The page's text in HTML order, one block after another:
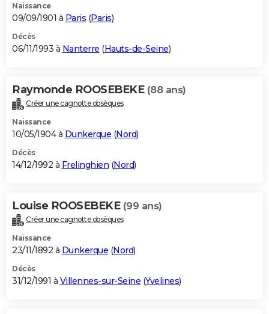
Naissance
09/09/1901 à Paris (Paris)
Décès
06/11/1993 à Nanterre (Hauts-de-Seine)
Raymonde ROOSEBEKE (88 ans)
Créer une cagnotte obsèques
Naissance
10/05/1904 à Dunkerque (Nord)
Décès
14/12/1992 à Frelinghien (Nord)
Louise ROOSEBEKE (99 ans)
Créer une cagnotte obsèques
Naissance
23/11/1892 à Dunkerque (Nord)
Décès
31/12/1991 à Villennes-sur-Seine (Yvelines)